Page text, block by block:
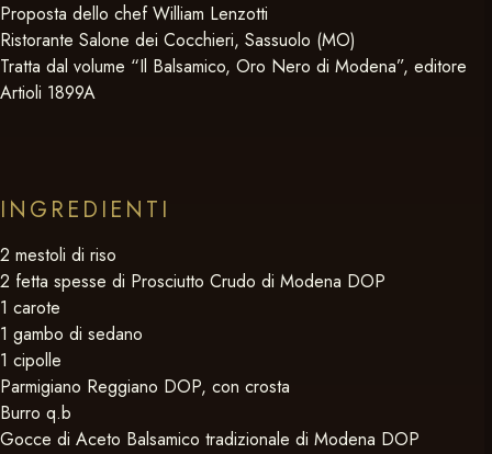
Proposta dello chef William Lenzotti
Ristorante Salone dei Cocchieri, Sassuolo (MO)
Tratta dal volume “Il Balsamico, Oro Nero di Modena”, editore
Artioli 1899A
INGREDIENTI
2 mestoli di riso
2 fetta spesse di Prosciutto Crudo di Modena DOP
1 carote
1 gambo di sedano
1 cipolle
Parmigiano Reggiano DOP, con crosta
Burro q.b
Gocce di Aceto Balsamico tradizionale di Modena DOP